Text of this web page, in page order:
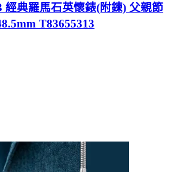
經典羅馬石英懷錶(附鍊) 父親節
T83655313